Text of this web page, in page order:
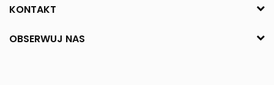
KONTAKT
OBSERWUJ NAS